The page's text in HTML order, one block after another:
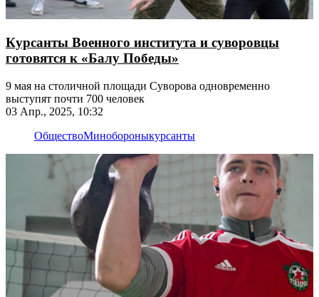
Курсанты Военного института и суворовцы
готовятся к «Балу Победы»
9 мая на столичной площади Суворова одновременно
выступят почти 700 человек
03 Апр., 2025, 10:32
ОбществоМинобороныкурсанты